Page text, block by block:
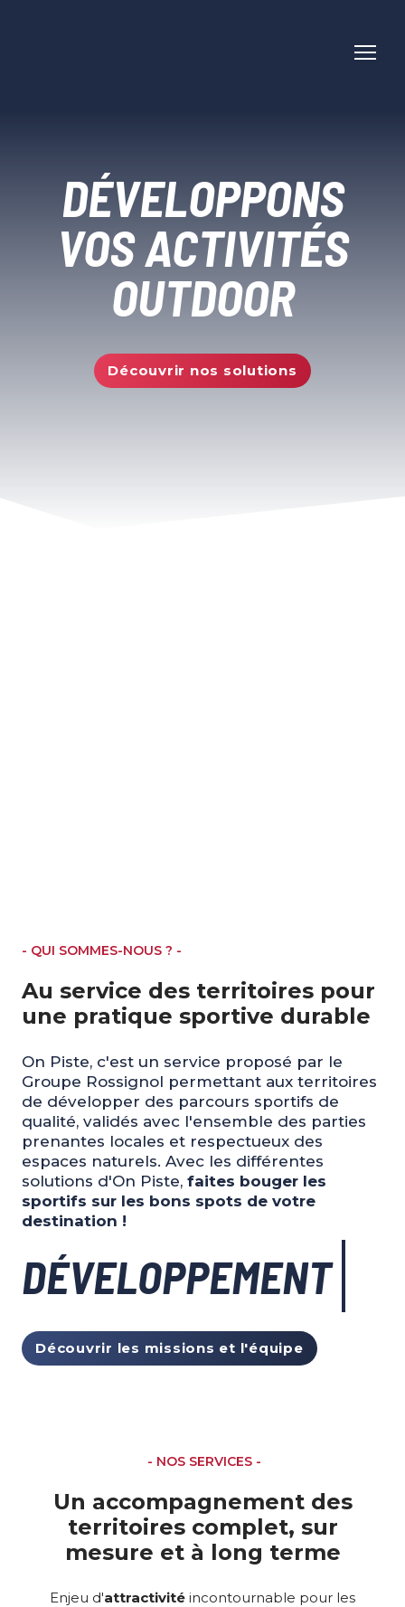
DÉVELOPPONS
VOS ACTIVITÉS
OUTDOOR
Découvrir nos solutions
- QUI SOMMES-NOUS ? -
Au service des territoires pour
une pratique sportive durable
On Piste, c'est un service proposé par le
Groupe Rossignol permettant aux territoires
de développer des parcours sportifs de
qualité, validés avec l'ensemble des parties
prenantes locales et respectueux des
espaces naturels. Avec les différentes
solutions d'On Piste, faites bouger les
sportifs sur les bons spots de votre
destination !
DÉVELOPPEMENT
Découvrir les missions et l'équipe
- NOS SERVICES -
Un accompagnement des
territoires complet, sur
mesure et à long terme
Enjeu d'attractivité incontournable pour les